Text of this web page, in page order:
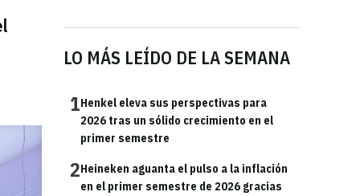
LO MÁS LEÍDO DE LA SEMANA
1Henkel eleva sus perspectivas para
2026 tras un sólido crecimiento en el
primer semestre
2Heineken aguanta el pulso a la inflación
en el primer semestre de 2026 gracias